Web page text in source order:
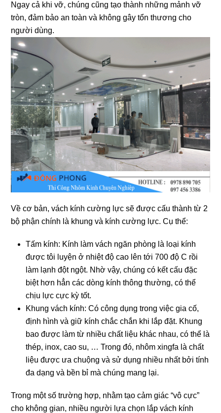
Ngay cả khi vỡ, chúng cũng tạo thành những mảnh vỡ
tròn, đảm bảo an toàn và không gây tổn thương cho
người dùng.
Về cơ bản, vách kính cường lực sẽ được cấu thành từ 2
bộ phận chính là khung và kính cường lực. Cụ thể:
Tấm kính: Kính làm vách ngăn phòng là loại kính
được tôi luyện ở nhiệt độ cao lên tới 700 độ C rồi
làm lạnh đột ngột. Nhờ vậy, chúng có kết cấu đặc
biệt hơn hẳn các dòng kính thông thường, có thể
chịu lực cực kỳ tốt.
Khung vách kính: Có công dụng trong việc gia cố,
định hình và giữ kính chắc chắn khi lắp đặt. Khung
bao được làm từ nhiều chất liệu khác nhau, có thể là
thép, inox, cao su, … Trong đó, nhôm xingfa là chất
liệu được ưa chuộng và sử dụng nhiều nhất bởi tính
đa dạng và bền bỉ mà chúng mang lại.
Trong một số trường hợp, nhằm tạo cảm giác “vô cực”
cho không gian, nhiều người lựa chọn lắp vách kính